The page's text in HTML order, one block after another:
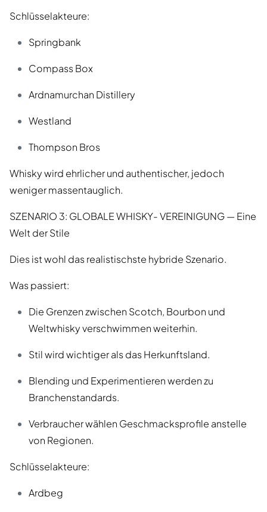
Schlüsselakteure:
Springbank
Compass Box
Ardnamurchan Distillery
Westland
Thompson Bros
Whisky wird ehrlicher und authentischer, jedoch
weniger massentauglich.
SZENARIO 3: GLOBALE WHISKY- VEREINIGUNG — Eine
Welt der Stile
Dies ist wohl das realistischste hybride Szenario.
Was passiert:
Die Grenzen zwischen Scotch, Bourbon und
Weltwhisky verschwimmen weiterhin.
Stil wird wichtiger als das Herkunftsland.
Blending und Experimentieren werden zu
Branchenstandards.
Verbraucher wählen Geschmacksprofile anstelle
von Regionen.
Schlüsselakteure:
Ardbeg